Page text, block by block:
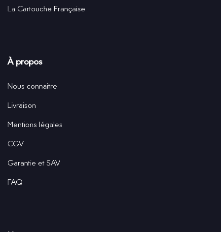
La Cartouche Française
À propos
Nous connaitre
Livraison
Mentions légales
CGV
Garantie et SAV
FAQ